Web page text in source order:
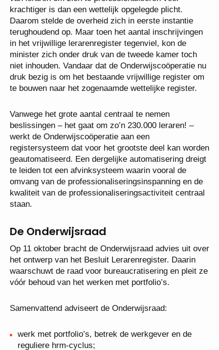
krachtiger is dan een wettelijk opgelegde plicht.
Daarom stelde de overheid zich in eerste instantie
terughoudend op. Maar toen het aantal inschrijvingen
in het vrijwillige lerarenregister tegenviel, kon de
minister zich onder druk van de tweede kamer toch
niet inhouden. Vandaar dat de Onderwijscoöperatie nu
druk bezig is om het bestaande vrijwillige register om
te bouwen naar het zogenaamde wettelijke register.
Vanwege het grote aantal centraal te nemen
beslissingen – het gaat om zo’n 230.000 leraren! –
werkt de Onderwijscoöperatie aan een
registersysteem dat voor het grootste deel kan worden
geautomatiseerd. Een dergelijke automatisering dreigt
te leiden tot een afvinksysteem waarin vooral de
omvang van de professionaliseringsinspanning en de
kwaliteit van de professionaliseringsactiviteit centraal
staan.
De Onderwijsraad
Op 11 oktober bracht de Onderwijsraad advies uit over
het ontwerp van het Besluit Lerarenregister. Daarin
waarschuwt de raad voor bureaucratisering en pleit ze
vóór behoud van het werken met portfolio’s.
Samenvattend adviseert de Onderwijsraad:
werk met portfolio’s, betrek de werkgever en de
reguliere hrm-cyclus;